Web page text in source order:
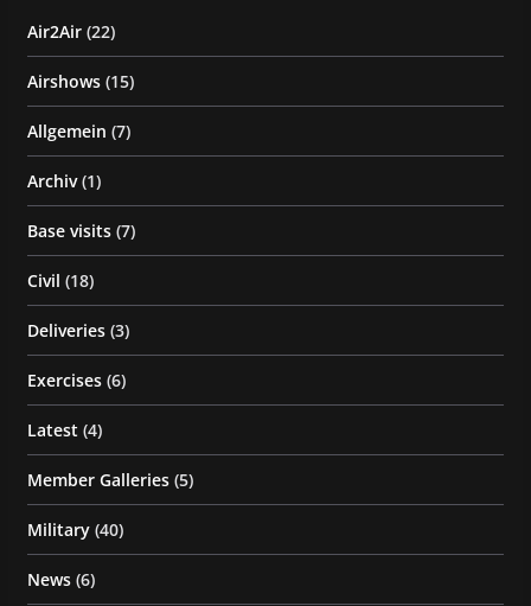
Air2Air(22)
Airshows(15)
Allgemein (7)
Archiv(1)
Base visits(7)
Civil (18)
Deliveries(3)
Exercises(6)
Latest (4)
Member Galleries(5)
Military(40)
News(6)